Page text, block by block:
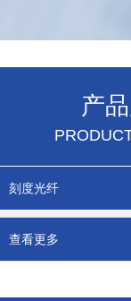
产
刻度光纤
查看更多